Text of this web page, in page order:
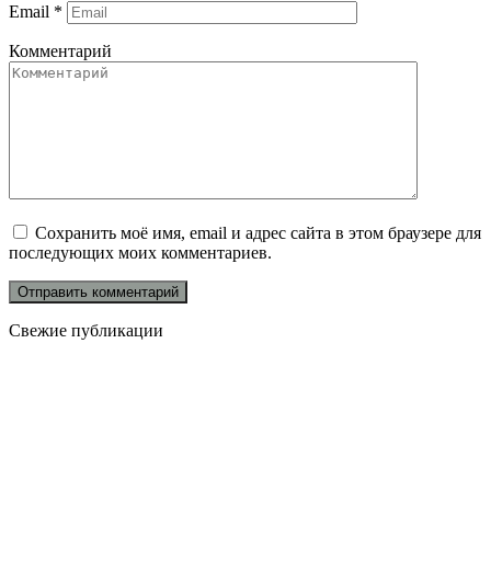
Email *
Комментарий
Сохранить моё имя, email и адрес сайта в этом браузере для
последующих моих комментариев.
Свежие публикации